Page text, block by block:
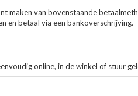
maken van bovenstaande
en betaal via een bankoverschrijving.
online, in de winkel of stuur